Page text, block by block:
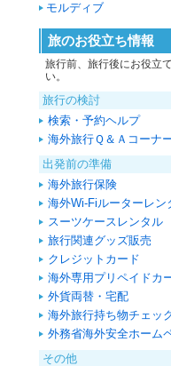
モルディブ
旅のお役立ち情報
旅行前、旅行後にお役立
い。
旅行の検討
検索・予約ヘルプ
海外旅行Ｑ＆Ａコーナ
出発前の準備
海外旅行保険
海外Wi-Fiルーターレン
スーツケースレンタル
旅行関連グッズ販売
クレジットカード
海外専用プリペイドカ
外貨両替・宅配
海外旅行持ち物チェッ
外務省海外安全ホーム
その他